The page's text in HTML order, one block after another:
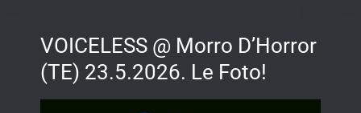
VOICELESS @ Morro D’Horror
(TE) 23.5.2026. Le Foto!